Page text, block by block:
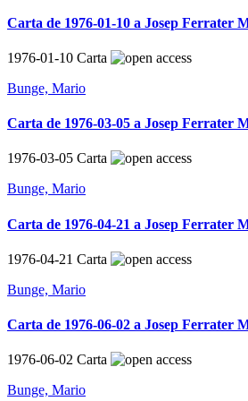
Carta de 1976-01-10 a Josep Ferrater
1976-01-10 Carta
Bunge, Mario
Carta de 1976-03-05 a Josep Ferrater
1976-03-05 Carta
Bunge, Mario
Carta de 1976-04-21 a Josep Ferrater
1976-04-21 Carta
Bunge, Mario
Carta de 1976-06-02 a Josep Ferrater
1976-06-02 Carta
Bunge, Mario